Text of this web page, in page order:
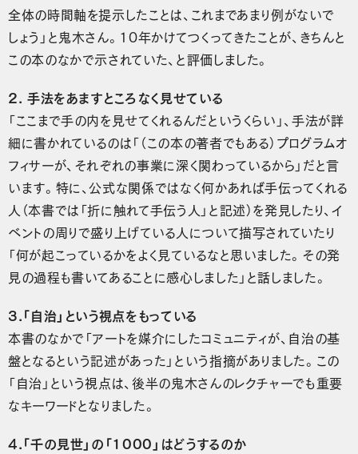
全体の時間軸を提示したことは、これまであまり例がないで
しょう」と鬼木さん。10年かけてつくってきたことが、きちんと
この本のなかで示されていた、と評価しました。
2. 手法をあますところなく見せている
「ここまで手の内を見せてくれるんだというくらい」、手法が詳
細に書かれているのは「（この本の著者でもある）プログラムオ
フィサーが、それぞれの事業に深く関わっているから」だと言
います。特に、公式な関係ではなく何かあれば手伝ってくれる
人（本書では「折に触れて手伝う人」と記述）を発見したり、イ
ベントの周りで盛り上げている人について描写されていたり
「何が起こっているかをよく見ているなと思いました。その発
見の過程も書いてあることに感心しました」と話しました。
3.「自治」という視点をもっている
本書のなかで「アートを媒介にしたコミュニティが、自治の基
盤となるという記述があった」という指摘がありました。この
「自治」という視点は、後半の鬼木さんのレクチャーでも重要
なキーワードとなりました。
4.「千の見世」の「1000」はどうするのか